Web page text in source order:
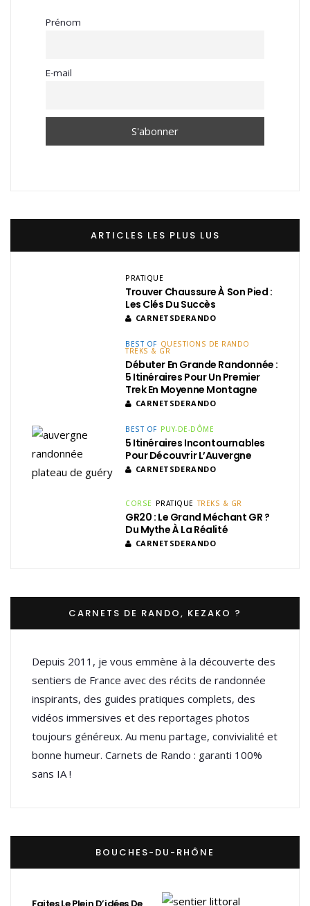
Prénom
E-mail
ARTICLES LES PLUS LUS
PRATIQUE
Trouver Chaussure À Son Pied :
Les Clés Du Succès
CARNETSDERANDO
BEST OF QUESTIONS DE RANDO
TREKS & GR
Débuter En Grande Randonnée :
5 Itinéraires Pour Un Premier
Trek En Moyenne Montagne
CARNETSDERANDO
BEST OF PUY-DE-DÔME
5 Itinéraires Incontournables
Pour Découvrir L’Auvergne
CARNETSDERANDO
CORSE PRATIQUE TREKS & GR
GR20 : Le Grand Méchant GR ?
Du Mythe À La Réalité
CARNETSDERANDO
CARNETS DE RANDO, KEZAKO ?
Depuis 2011, je vous emmène à la découverte des
sentiers de France avec des récits de randonnée
inspirants, des guides pratiques complets, des
vidéos immersives et des reportages photos
toujours généreux. Au menu partage, convivialité et
bonne humeur. Carnets de Rando : garanti 100%
sans IA !
BOUCHES-DU-RHÔNE